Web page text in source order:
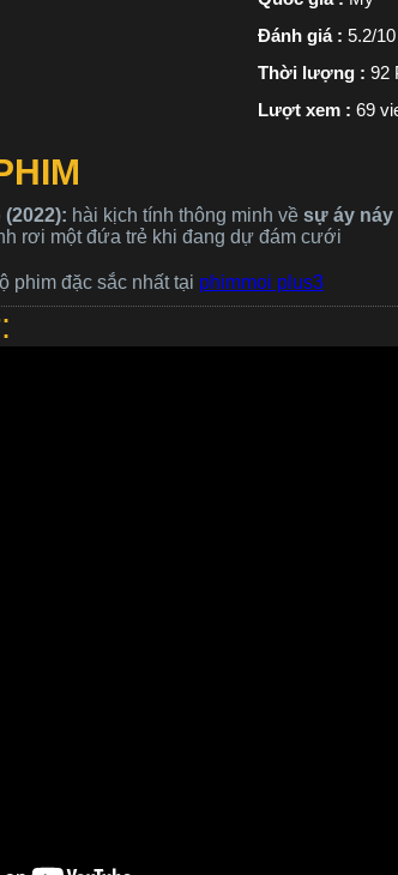
Đánh giá : 5.2/
Thời lượng : 92
Lượt xem : 69
hài kịch tính thông minh về sự áy náy
rơi một đứa trẻ khi đang dự đám cưới
phim đặc sắc nhất tại phimmoi plus3